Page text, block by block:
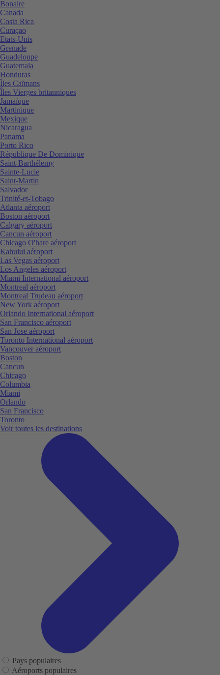
Bonaire
Canada
Costa Rica
Curaçao
Etats-Unis
Grenade
Guadeloupe
Guatemala
Honduras
Îles Caïmans
Îles Vierges britanniques
Jamaïque
Martinique
Mexique
Nicaragua
Panama
Porto Rico
République De Dominique
Saint-Barthélemy
Sainte-Lucie
Saint-Martin
Salvador
Trinité-et-Tobago
Atlanta aéroport
Boston aéroport
Calgary aéroport
Cancun aéroport
Chicago O'hare aéroport
Kahului aéroport
Las Vegas aéroport
Los Angeles aéroport
Miami International aéroport
Montreal aéroport
Montreal Trudeau aéroport
New York aéroport
Orlando International aéroport
San Francisco aéroport
San Jose aéroport
Toronto International aéroport
Vancouver aéroport
Boston
Cancun
Chicago
Columbia
Miami
Orlando
San Francisco
Toronto
Voir toutes les destinations
Pays populaires
Aéroports populaires